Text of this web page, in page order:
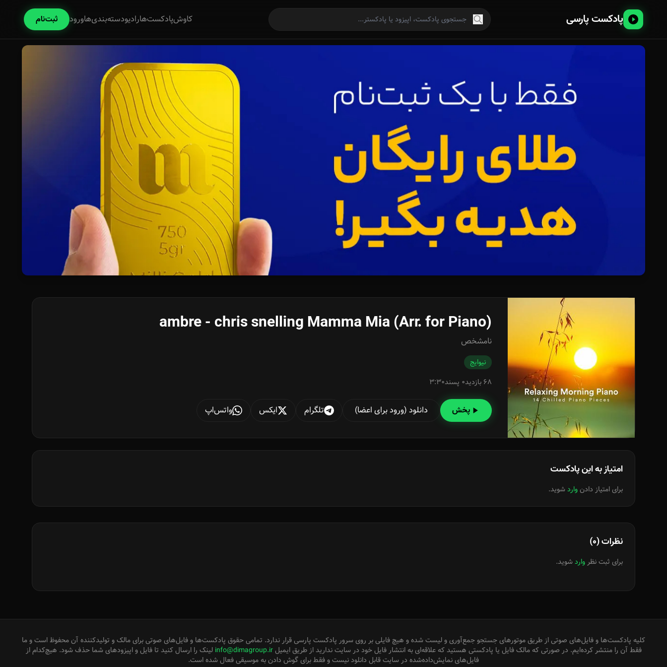
پادکست پارسی کاوشپادکست‌هارادیودسته‌بندی‌هاورود ثبت‌نام
ambre - chris snelling Mamma Mia (Arr. for Piano)
نامشخص
نیوایج
68 بازدید
0 پسند 3:30
پخش دانلود (ورود برای اعضا) تلگرام ایکس واتس‌اپ
امتیاز به این پادکست
برای امتیاز دادنواردشوید.
نظرات (0)
برای ثبت نظرواردشوید.
کلیه پادکست‌ها و فایل‌های صوتی از طریق موتورهای جستجو جمع‌آوری و لیست شده و هیچ فایلی بر روی سرور پادکست پارسی قرار ندارد. تمامی حقوق پادکست‌ها و فایل‌های صوتی برای مالک و تولیدکننده آن محفوظ است و ما
فقط آن را منتشر کرده‌ایم. در صورتی که مالک فایل یا پادکستی هستید که علاقه‌ای به انتشار فایل خود در سایت ندارید از طریق ایمیلinfo@dimagroup.ir لینک را ارسال کنید تا فایل و اپیزودهای شما حذف شود. هیچ‌کدام از
فایل‌های نمایش‌داده‌شده در سایت قابل دانلود نیست و فقط برای گوش دادن به موسیقی فعال شده است.